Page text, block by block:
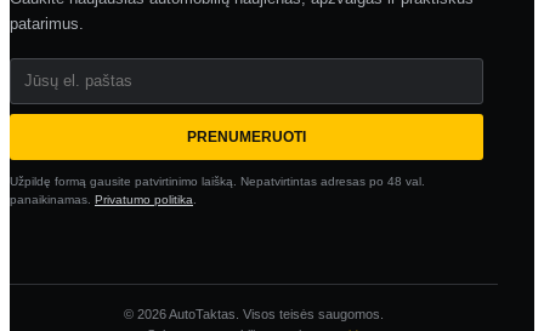
patarimus.
Jūsų el. paštas
PRENUMERUOTI
Užpildę formą gausite patvirtinimo laišką. Nepatvirtintas adresas po 48 val.
panaikinamas. Privatumo politika
© 2026 AutoTaktas. Visos teisės saugomos.